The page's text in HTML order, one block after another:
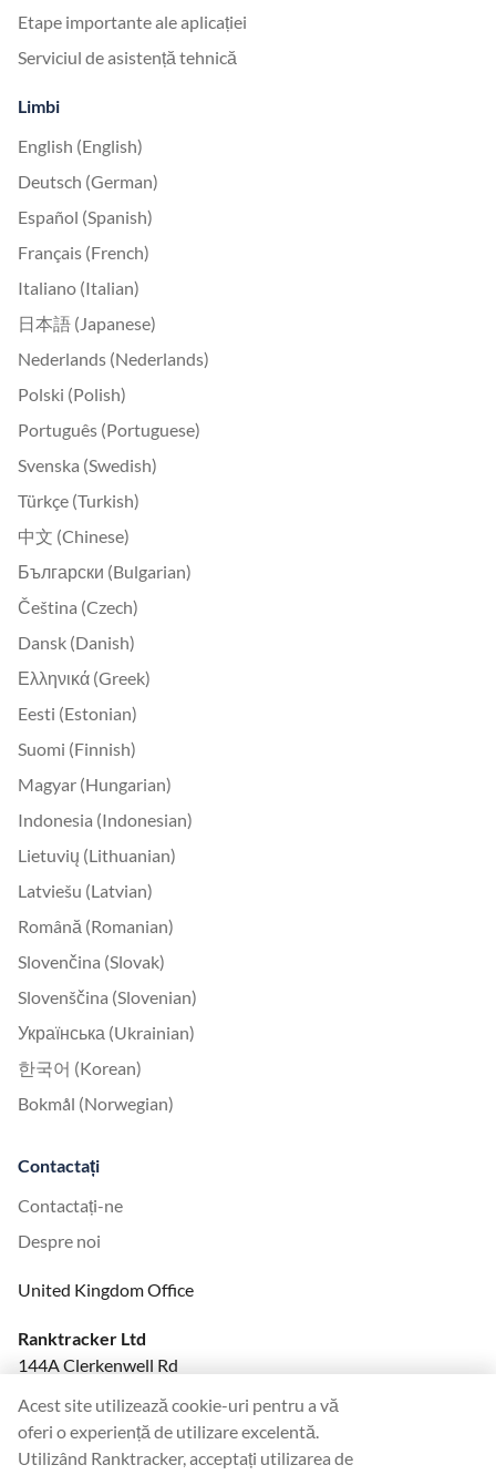
Etape importante ale aplicației
Serviciul de asistență tehnică
Limbi
English (English)
Deutsch (German)
Español (Spanish)
Français (French)
Italiano (Italian)
日本語 (Japanese)
Nederlands (Nederlands)
Polski (Polish)
Português (Portuguese)
Svenska (Swedish)
Türkçe (Turkish)
中文 (Chinese)
Български (Bulgarian)
Čeština (Czech)
Dansk (Danish)
Ελληνικά (Greek)
Eesti (Estonian)
Suomi (Finnish)
Magyar (Hungarian)
Indonesia (Indonesian)
Lietuvių (Lithuanian)
Latviešu (Latvian)
Română (Romanian)
Slovenčina (Slovak)
Slovenščina (Slovenian)
Українська (Ukrainian)
한국어 (Korean)
Bokmål (Norwegian)
Contactați
Contactați-ne
Despre noi
United Kingdom Office
Ranktracker Ltd
144A Clerkenwell Rd
Company No: 08820809
felix@ranktracker.com
Acest site utilizează cookie-uri pentru a vă
oferi o experiență de utilizare excelentă.
Utilizând Ranktracker, acceptați utilizarea de